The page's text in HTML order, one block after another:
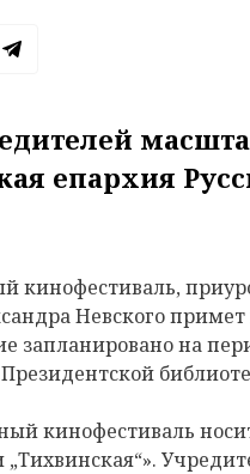
епархия
кинофестиваль,
Невского
запланировано на
кинофестиваль